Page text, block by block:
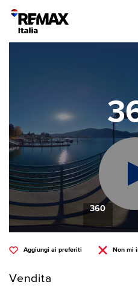
360
Aggiungi ai preferiti Non mi
Vendita